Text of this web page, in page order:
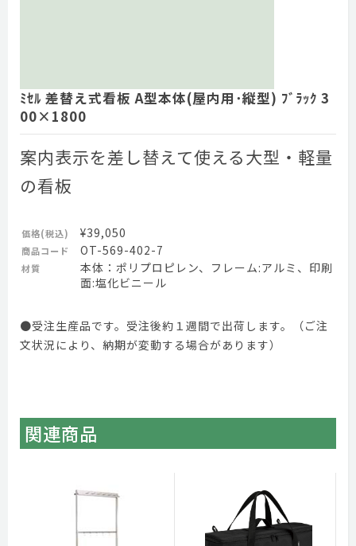
ﾐｾﾙ 差替え式看板 A型本体(屋内用･縦型) ﾌﾞﾗｯｸ 3
00×1800
案内表示を差し替えて使える大型・軽量
の看板
価格(税込) ¥39,050
商品コード OT-569-402-7
材質
本体：ポリプロピレン、フレーム:アルミ、印刷
面:塩化ビニール
●受注生産品です。受注後約１週間で出荷します。（ご注
文状況により、納期が変動する場合があります）
関連商品